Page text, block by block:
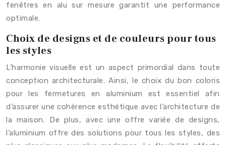
fenêtres en alu sur mesure garantit une performance
optimale.
Choix de designs et de couleurs pour tous
les styles
L’harmonie visuelle est un aspect primordial dans toute
conception architecturale. Ainsi, le choix du bon coloris
pour les fermetures en aluminium est essentiel afin
d’assurer une cohérence esthétique avec l’architecture de
la maison. De plus, avec une offre variée de designs,
l’aluminium offre des solutions pour tous les styles, des